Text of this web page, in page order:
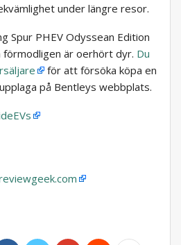
under längre resor.
Spur PHEV Odyssean Edition
förmodligen är oerhört dyr. Du
för att försöka köpa en
på Bentleys webbplats.